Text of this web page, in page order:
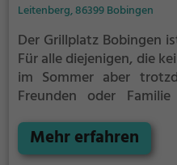
Leitenberg, 86399 Bobingen
Der Grillplatz Bobingen
Für alle diejenigen, die
im Sommer aber
Freunden oder
Grillplatzes: keine
ruhig auch mal bis
Mehr erfahren